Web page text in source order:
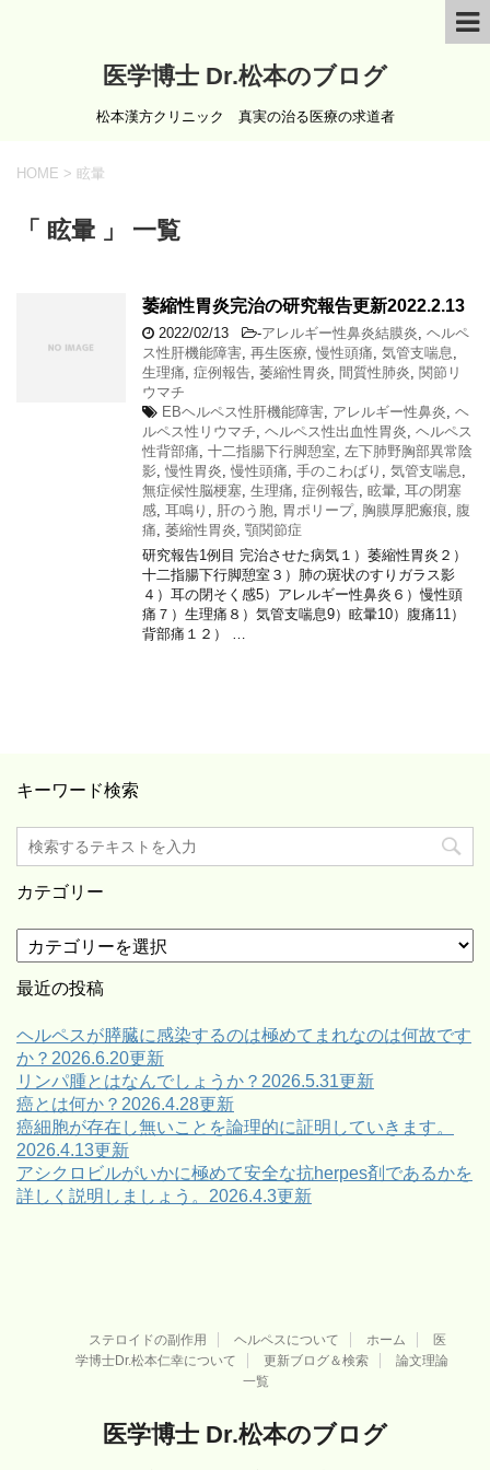
医学博士 Dr.松本のブログ
松本漢方クリニック 真実の治る医療の求道者
HOME > 眩暈
「 眩暈 」 一覧
萎縮性胃炎完治の研究報告更新2022.2.13
2022/02/13 -アレルギー性鼻炎結膜炎 ヘルペ
ス性肝機能障害 再生医療 慢性頭痛 気管支喘息
生理痛 症例報告 萎縮性胃炎 間質性肺炎 関節リ
ウマチ
EBヘルペス性肝機能障害 アレルギー性鼻炎 ヘ
ルペス性リウマチ ヘルペス性出血性胃炎 ヘルペス
性背部痛 十二指腸下行脚憩室
左下肺野胸部異常陰
影 慢性胃炎 慢性頭痛 手のこわばり 気管支喘息
無症候性脳梗塞 生理痛 症例報告 眩暈 耳の閉塞
感 耳鳴り 肝のう胞 胃ポリープ, 胸膜厚肥瘢痕
腹
痛 萎縮性胃炎 顎関節症
研究報告1例目 完治させた病気１）萎縮性胃炎２）
十二指腸下行脚憩室３）肺の斑状のすりガラス影
４）耳の閉そく感5）アレルギー性鼻炎６）慢性頭
痛７）生理痛８）気管支喘息9）眩暈10）腹痛11）
背部痛１２） …
キーワード検索
カテゴリー
テ
ゴ
ー
最近の投稿
ヘルペスが膵臓に感染するのは極めてまれなのは何故です
か？2026.6.20更新
リンパ腫とはなんでしょうか？2026.5.31更新
癌とは何か？2026.4.28更新
癌細胞が存在し無いことを論理的に証明していきます。
2026.4.13更新
アシクロビルがいかに極めて安全な抗herpes剤であるかを
詳しく説明しましょう。2026.4.3更新
ステロイドの副作用 ヘルペスについて ホーム
医
学博士Dr.松本仁幸について
更新ブログ＆検索
論文理論
一覧
医学博士 Dr.松本のブログ